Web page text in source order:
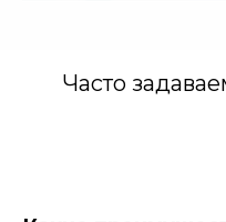
Часто